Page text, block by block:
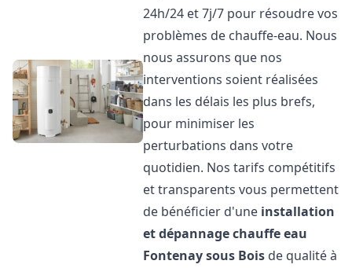
24h/24 et 7j/7 pour résoudre vos
problèmes de chauffe-eau. Nous
nous assurons que nos
interventions soient réalisées
dans les délais les plus brefs,
pour minimiser les
perturbations dans votre
quotidien. Nos tarifs compétitifs
et transparents vous permettent
de bénéficier d'une installation
et dépannage chauffe eau
Fontenay sous Bois de qualité à